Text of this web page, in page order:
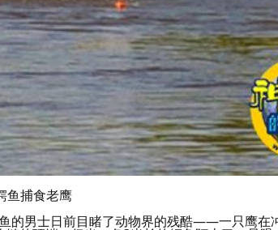
鱼捕食老鹰
的男士日前目睹了动物界的残酷——一只鹰在